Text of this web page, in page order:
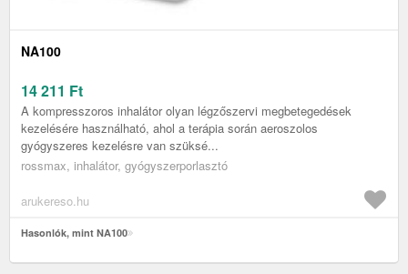
NA100
14 211 Ft
A kompresszoros inhalátor olyan légzőszervi megbetegedések
kezelésére használható, ahol a terápia során aeroszolos
gyógyszeres kezelésre van szüksé...
rossmax, inhalátor, gyógyszerporlasztó
arukereso.hu
Hasonlók, mint NA100